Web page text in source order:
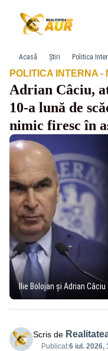
Acasă Știri Politica
POLITICA INTERNA -
Adrian Câciu,
10-a lună de
nimic firesc în
Ilie Bolojan și Adrian Câciu
Scris de
Publicat:6 iul. 2026,